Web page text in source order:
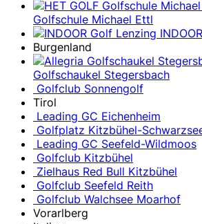
Golfschule Michael Ettl
Burgenland
Golfschaukel Stegersbach
Golfclub Sonnengolf
Tirol
Leading GC Eichenheim
Golfplatz Kitzbühel-
Leading GC Seefeld-Wildmoos
Golfclub Kitzbühel
Zielhaus Red Bull Kitzbühel
Golfclub Seefeld Reith
Golfclub Walchsee Moarhof
Vorarlberg